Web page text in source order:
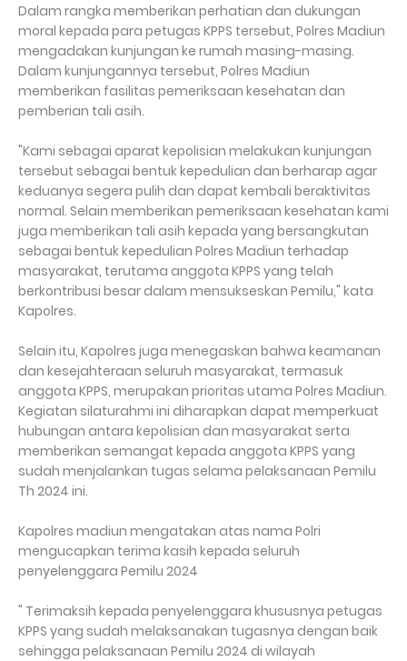
Dalam rangka memberikan perhatian dan dukungan
moral kepada para petugas KPPS tersebut, Polres Madiun
mengadakan kunjungan ke rumah masing-masing.
Dalam kunjungannya tersebut, Polres Madiun
memberikan fasilitas pemeriksaan kesehatan dan
pemberian tali asih.
"Kami sebagai aparat kepolisian melakukan kunjungan
tersebut sebagai bentuk kepedulian dan berharap agar
keduanya segera pulih dan dapat kembali beraktivitas
normal. Selain memberikan pemeriksaan kesehatan kami
juga memberikan tali asih kepada yang bersangkutan
sebagai bentuk kepedulian Polres Madiun terhadap
masyarakat, terutama anggota KPPS yang telah
berkontribusi besar dalam mensukseskan Pemilu," kata
Kapolres.
Selain itu, Kapolres juga menegaskan bahwa keamanan
dan kesejahteraan seluruh masyarakat, termasuk
anggota KPPS, merupakan prioritas utama Polres Madiun.
Kegiatan silaturahmi ini diharapkan dapat memperkuat
hubungan antara kepolisian dan masyarakat serta
memberikan semangat kepada anggota KPPS yang
sudah menjalankan tugas selama pelaksanaan Pemilu
Th 2024 ini.
Kapolres madiun mengatakan atas nama Polri
mengucapkan terima kasih kepada seluruh
penyelenggara Pemilu 2024
" Terimaksih kepada penyelenggara khususnya petugas
KPPS yang sudah melaksanakan tugasnya dengan baik
sehingga pelaksanaan Pemilu 2024 di wilayah